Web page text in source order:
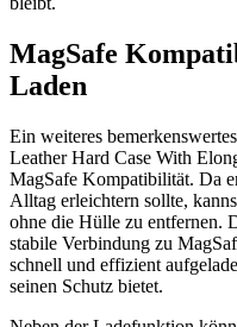
MagSafe
Laden
Ein weiteres
Leather Hard Case With
MagSafe Kompatibilität. Da
Alltag erleichtern sollte,
ohne die Hülle zu entfernen.
stabile Verbindung zu
schnell und effizient
seinen Schutz bietet.